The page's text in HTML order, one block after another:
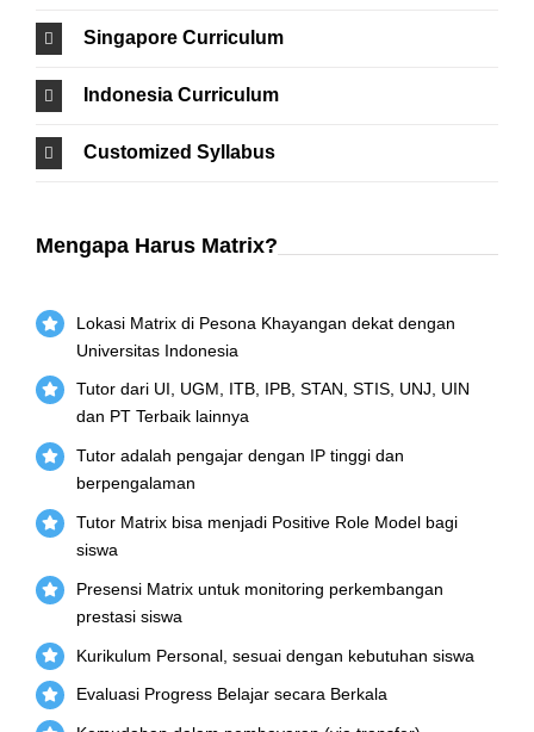
Singapore Curriculum
Indonesia Curriculum
Customized Syllabus
Mengapa Harus Matrix?
Lokasi Matrix di Pesona Khayangan dekat dengan
Universitas Indonesia
Tutor dari UI, UGM, ITB, IPB, STAN, STIS, UNJ, UIN
dan PT Terbaik lainnya
Tutor adalah pengajar dengan IP tinggi dan
berpengalaman
Tutor Matrix bisa menjadi Positive Role Model bagi
siswa
Presensi Matrix untuk monitoring perkembangan
prestasi siswa
Kurikulum Personal, sesuai dengan kebutuhan siswa
Evaluasi Progress Belajar secara Berkala